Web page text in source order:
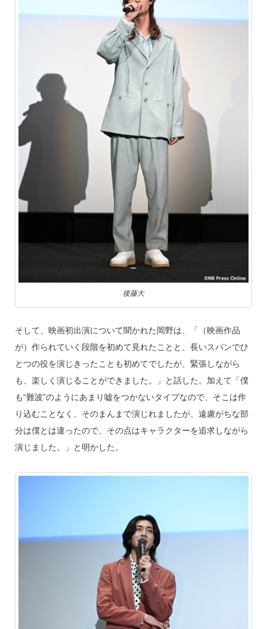
後藤大
そして、映画初出演について聞かれた岡野は、「（映画作品
が）作られていく段階を初めて見れたことと、長いスパンでひ
とつの役を演じきったことも初めてでしたが、緊張しながら
も、楽しく演じることができました。」と話した。加えて「僕
も“難波”のようにあまり嘘をつかないタイプなので、そこは作
り込むことなく、そのまんまで演じれましたが、遠慮がちな部
分は僕とは違ったので、その点はキャラクターを追求しながら
演じました。」と明かした。